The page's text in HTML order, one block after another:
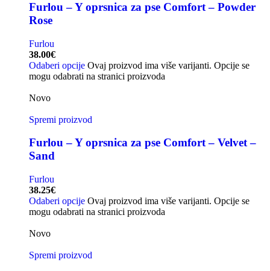
Furlou – Y oprsnica za pse Comfort – Powder
Rose
Furlou
38.00€
Odaberi opcije Ovaj proizvod ima više varijanti. Opcije se
mogu odabrati na stranici proizvoda
Novo
Spremi proizvod
Furlou – Y oprsnica za pse Comfort – Velvet –
Sand
Furlou
38.25€
Odaberi opcije Ovaj proizvod ima više varijanti. Opcije se
mogu odabrati na stranici proizvoda
Novo
Spremi proizvod